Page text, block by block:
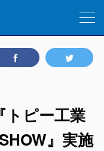
トピー工業
』実施